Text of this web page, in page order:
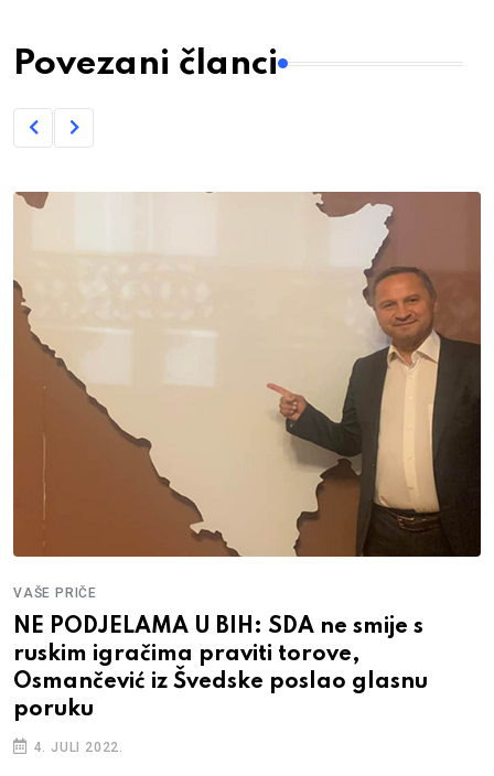
Povezani članci
VAŠE PRIČE
NE PODJELAMA U BIH: SDA ne smije s
ruskim igračima praviti torove,
Osmančević iz Švedske poslao glasnu
poruku
4. JULI 2022.